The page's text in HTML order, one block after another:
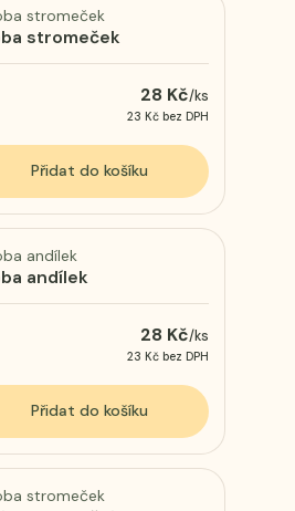
stromeček
28 Kč/ks
23 Kč bez DPH
Přidat do košíku
andílek
28 Kč/ks
23 Kč bez DPH
Přidat do košíku